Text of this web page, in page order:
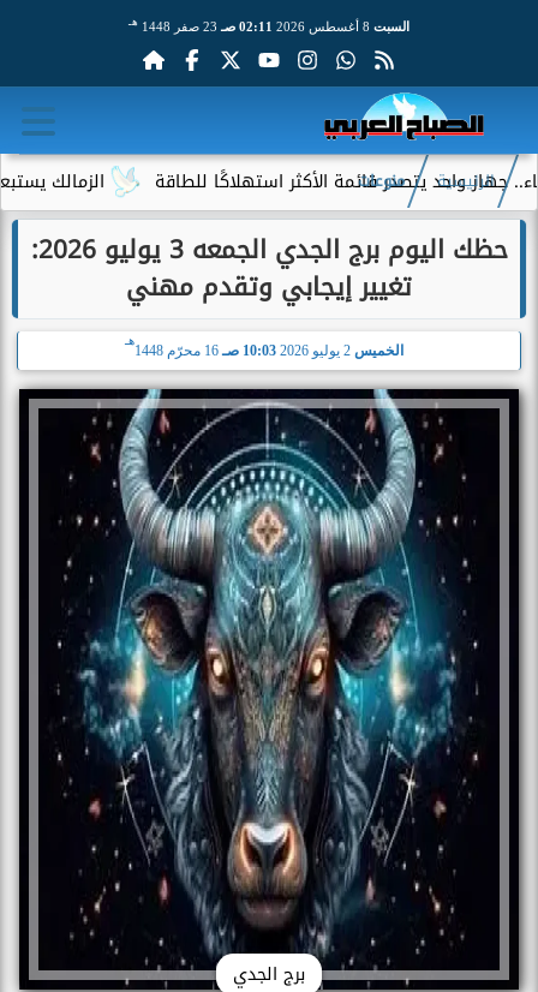
السبت 02:11 صـ 23 صفر 1448 هـ
الزمالك يستبعد 4 لاعبين شباب من حساباته في الموسم الجديد يتصدر قائمة الأكثر استهلاكًا للطاقة
الرئيسية منوعات
حظك اليوم برج الجدي الجمعه 3 يوليو 2026:
تغيير إيجابي وتقدم مهني
الخميس 10:03 صـ 16 محرّم 1448
هـ
برج الجدي